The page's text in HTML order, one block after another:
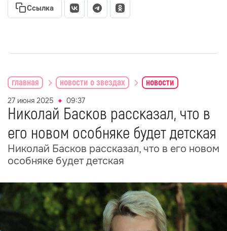
Ссылка
главная новости о звездах новости
27 июня 2025 09:37
Николай Басков рассказал, что в
его новом особняке будет детская
Николай Басков рассказал, что в его новом
особняке будет детская